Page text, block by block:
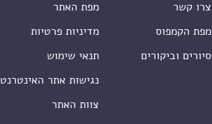
צרו קשר
מפת הקמפוס
סיורים וביקורים
מפת האתר
מדיניות פרטיות
תנאי שימוש
נגישות אתר האינטרנט
צוות האתר